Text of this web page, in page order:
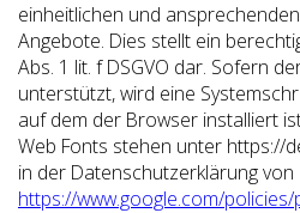
einheitlichen und
Angebote. Dies stellt ein
Abs. 1 lit. f DSGVO dar. Sofern
unterstützt, wird eine
auf dem der Browser installiert
Web Fonts stehen unter https://
in der Datenschutzerklärung von
https://www.google.com/policies/